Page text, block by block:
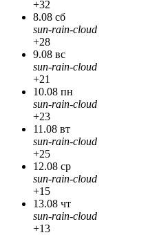
+32
8.08 сб
sun-rain-cloud
+28
9.08 вс
sun-rain-cloud
+21
10.08 пн
sun-rain-cloud
+23
11.08 вт
sun-rain-cloud
+25
12.08 ср
sun-rain-cloud
+15
13.08 чт
sun-rain-cloud
+13